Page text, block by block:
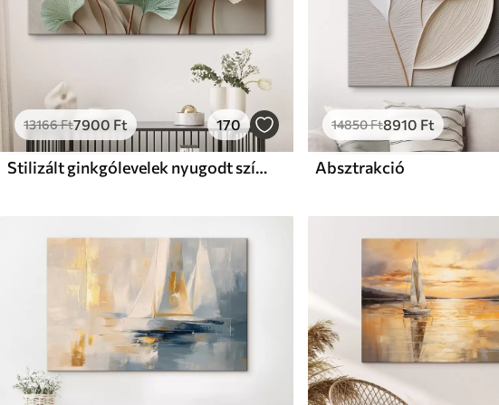
13166Ft7900 Ft 170
Stilizált ginkgólevelek nyugodt színekben
14850Ft8910 Ft
Absztrakció